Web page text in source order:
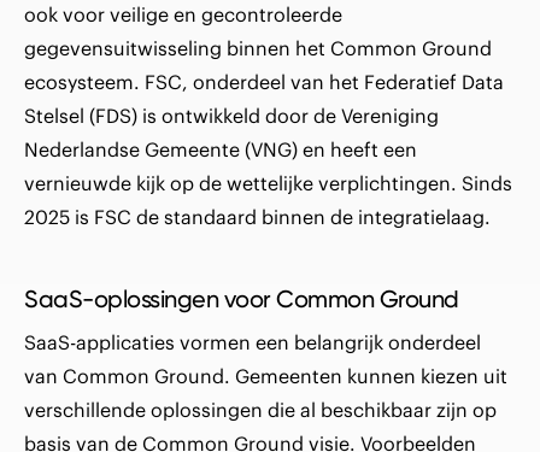
ook voor veilige en gecontroleerde
gegevensuitwisseling binnen het Common Ground
ecosysteem. FSC, onderdeel van het Federatief Data
Stelsel (FDS) is ontwikkeld door de Vereniging
Nederlandse Gemeente (VNG) en heeft een
vernieuwde kijk op de wettelijke verplichtingen. Sinds
2025 is FSC de standaard binnen de integratielaag.
SaaS-oplossingen voor Common Ground
SaaS-applicaties vormen een belangrijk onderdeel
van Common Ground. Gemeenten kunnen kiezen uit
verschillende oplossingen die al beschikbaar zijn op
basis van de Common Ground visie. Voorbeelden